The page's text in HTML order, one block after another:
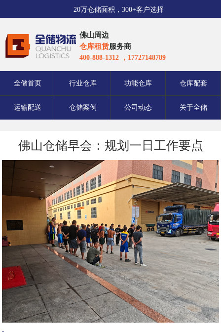
20万仓储面积，300+客户选择
佛山周边
仓库租赁服务商
400-888-1312 ，17727148789
全储首页 行业仓库 功能仓库 仓库配套
运输配送 仓储案例 公司动态 关于全储
佛山仓储早会：规划一日工作要点